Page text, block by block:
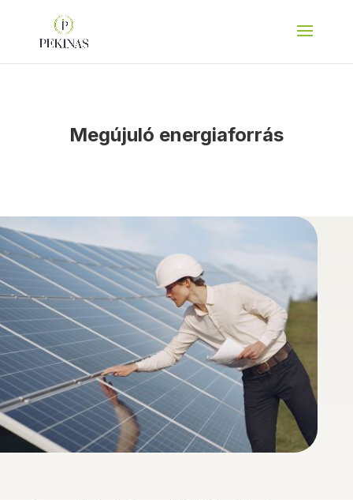
Megújuló energiaforrás